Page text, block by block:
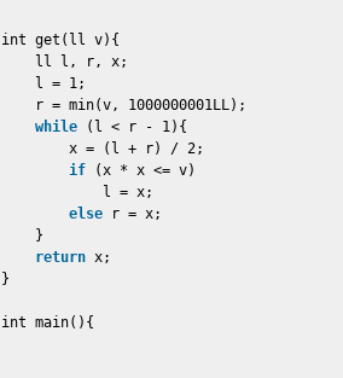
int get(ll v){
ll l, r, x;
l = 1;
r = min(v, 1000000001LL);
while
(l < r - 1){
x = (l + r) / 2;
if
(x * x <= v)
l = x;
else
r = x;
}
return x;
}
int main(){